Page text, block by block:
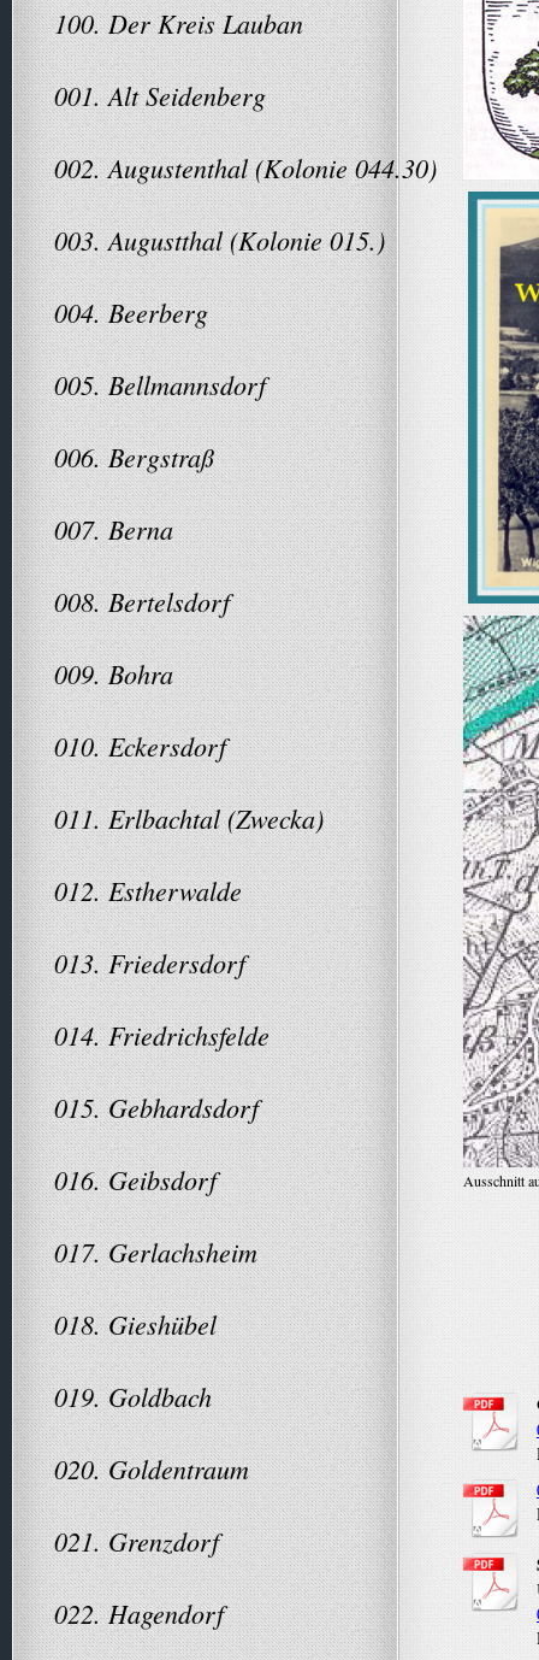
100. Der Kreis Lauban
001. Alt Seidenberg
002. Augustenthal (Kolonie 044.30)
003. Augustthal (Kolonie 015.)
004. Beerberg
005. Bellmannsdorf
006. Bergstraß
007. Berna
008. Bertelsdorf
009. Bohra
010. Eckersdorf
011. Erlbachtal (Zwecka)
012. Estherwalde
013. Friedersdorf
014. Friedrichsfelde
015. Gebhardsdorf
016. Geibsdorf
017. Gerlachsheim
018. Gieshübel
019. Goldbach
020. Goldentraum
021. Grenzdorf
022. Hagendorf
Ausschnitt